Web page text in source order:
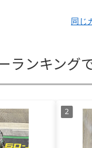
同じ
ランキング